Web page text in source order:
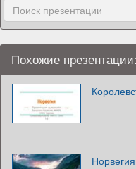
Похожие презентации:
Норвегия